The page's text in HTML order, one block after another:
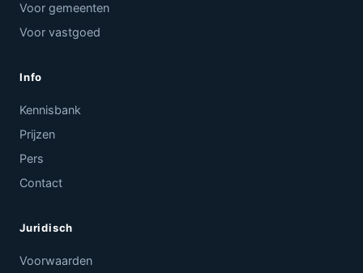
Voor gemeenten
Voor vastgoed
Info
Kennisbank
Prijzen
Pers
Contact
Juridisch
Voorwaarden